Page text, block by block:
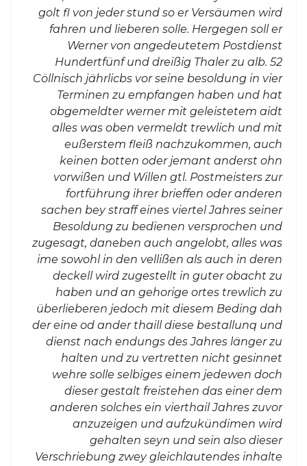
golt fl von jeder stund so er Versäumen wird
fahren und lieberen solle. Hergegen soll er
Werner von angedeutetem Postdienst
Hundertfünf und dreißig Thaler zu alb. 52
Cöllnisch jährlicbs vor seine besoldung in vier
Terminen zu empfangen haben und hat
obgemeldter werner mit geleistetem aidt
alles was oben vermeldt trewlich und mit
eußerstem fleiß nachzukommen, auch
keinen botten oder jemant anderst ohn
vorwißen und Willen gtl. Postmeisters zur
fortführung ihrer brieffen oder anderen
sachen bey straff eines viertel Jahres seiner
Besoldung zu bedienen versprochen und
zugesagt, daneben auch angelobt, alles was
ime sowohl in den vellißen als auch in deren
deckell wird zugestellt in guter obacht zu
haben und an gehorige ortes trewlich zu
überlieberen jedoch mit diesem Beding dah
der eine od ander thaill diese bestallunq und
dienst nach endungs des Jahres länger zu
halten und zu vertretten nicht gesinnet
wehre solle selbiges einem jedewen doch
dieser gestalt freistehen das einer dem
anderen solches ein vierthail Jahres zuvor
anzuzeigen und aufzukündimen wird
gehalten seyn und sein also dieser
Verschriebung zwey gleichlautendes inhalte